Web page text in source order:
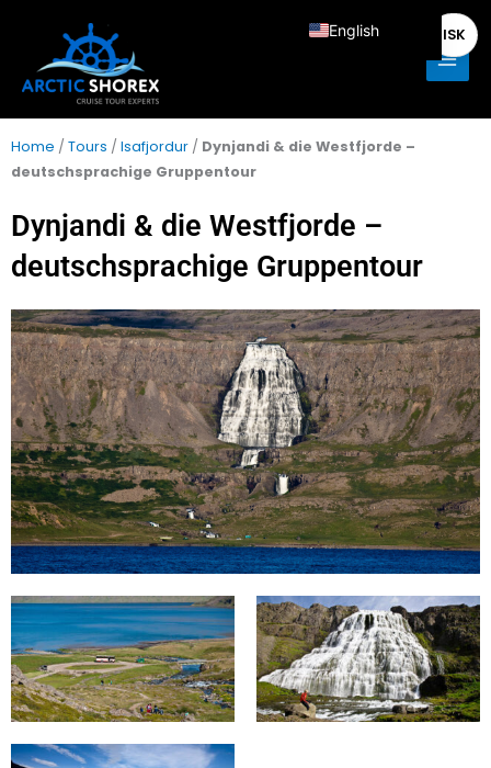
content
Main
Home / Tours / Isafjordur / Dynjandi & die Westfjorde –
deutschsprachige Gruppentour
Dynjandi & die Westfjorde –
deutschsprachige Gruppentour
ISK
English
Italiano
Nederlands